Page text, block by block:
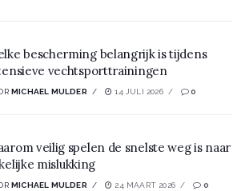
bescherming belangrijk is tijdens
vechtsporttrainingen
MICHAEL MULDER 14 JULI 2026 0
veilig spelen de snelste weg is naar
mislukking
MICHAEL MULDER 24 MAART 2026 0